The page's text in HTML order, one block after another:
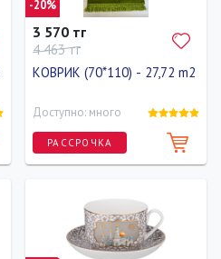
-20%
3 570 тг
4 463 тг
КОВРИК (70*110) - 27,72 m2
Доступно: много
РАССРОЧКА
70 см